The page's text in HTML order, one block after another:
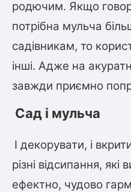
родючим. Якщо
потрібна мульча
садівникам, то
інші. Адже на
завжди приємно
Сад і мульча
І декорувати, і
різні відсипання,
ефектно, чудово